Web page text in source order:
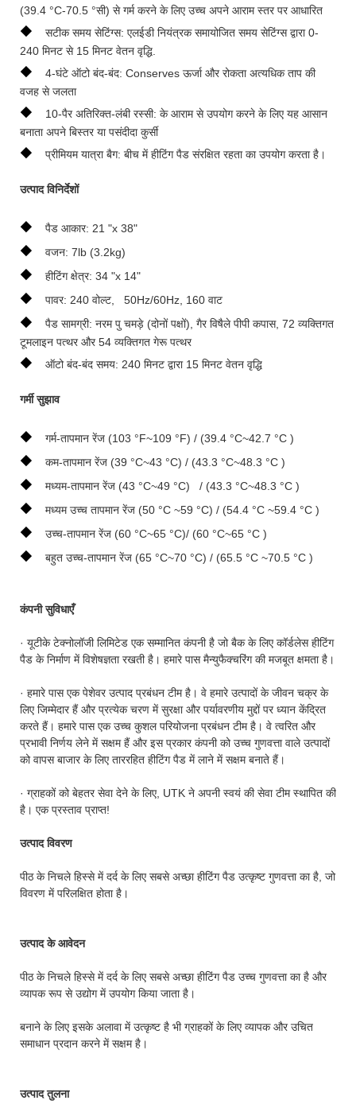
(39.4 °C-70.5 °सी) से गर्म करने के लिए उच्च अपने आराम स्तर पर आधारित
◆
सटीक समय सेटिंग्स: एलईडी नियंत्रक समायोजित समय सेटिंग्स द्वारा 0-
240 मिनट से 15 मिनट वेतन वृद्धि.
◆
4-घंटे ऑटो बंद-बंद: Conserves ऊर्जा और रोकता अत्यधिक ताप की
वजह से जलता
◆
10-पैर अतिरिक्त-लंबी रस्सी: के आराम से उपयोग करने के लिए यह आसान
बनाता अपने बिस्तर या पसंदीदा कुर्सी
◆ प्रीमियम यात्रा बैग: बीच में हीटिंग पैड संरक्षित रहता का उपयोग करता है।
उत्पाद विनिर्देशों
◆ पैड आकार: 21 "x 38"
◆ वजन: 7lb (3.2kg)
◆ हीटिंग क्षेत्र: 34 "x 14"
◆ पावर: 240 वोल्ट, 50Hz/60Hz, 160 वाट
◆
पैड सामग्री: नरम पु चमड़े (दोनों पक्षों), गैर विषैले पीपी कपास, 72 व्यक्तिगत
टूमलाइन पत्थर और 54 व्यक्तिगत गेरू पत्थर
◆ ऑटो बंद-बंद समय: 240 मिनट द्वारा 15 मिनट वेतन वृद्धि
गर्मी सुझाव
◆ गर्म-तापमान रेंज (103 °F~109 °F) / (39.4 °C~42.7 °C )
◆ कम-तापमान रेंज (39 °C~43 °C) / (43.3 °C~48.3 °C )
◆ मध्यम-तापमान रेंज (43 °C~49 °C) / (43.3 °C~48.3 °C )
◆ मध्यम उच्च तापमान रेंज (50 °C ~59 °C) / (54.4 °C ~59.4 °C )
◆ उच्च-तापमान रेंज (60 °C~65 °C)/ (60 °C~65 °C )
◆ बहुत उच्च-तापमान रेंज (65 °C~70 °C) / (65.5 °C ~70.5 °C )
कंपनी सुविधाएँ
· यूटीके टेक्नोलॉजी लिमिटेड एक सम्मानित कंपनी है जो बैक के लिए कॉर्डलेस हीटिंग
पैड के निर्माण में विशेषज्ञता रखती है। हमारे पास मैन्युफैक्चरिंग की मजबूत क्षमता है।
· हमारे पास एक पेशेवर उत्पाद प्रबंधन टीम है। वे हमारे उत्पादों के जीवन चक्र के
लिए जिम्मेदार हैं और प्रत्येक चरण में सुरक्षा और पर्यावरणीय मुद्दों पर ध्यान केंद्रित
करते हैं। हमारे पास एक उच्च कुशल परियोजना प्रबंधन टीम है। वे त्वरित और
प्रभावी निर्णय लेने में सक्षम हैं और इस प्रकार कंपनी को उच्च गुणवत्ता वाले उत्पादों
को वापस बाजार के लिए ताररहित हीटिंग पैड में लाने में सक्षम बनाते हैं।
· ग्राहकों को बेहतर सेवा देने के लिए, UTK ने अपनी स्वयं की सेवा टीम स्थापित की
है। एक प्रस्ताव प्राप्त!
उत्पाद विवरण
पीठ के निचले हिस्से में दर्द के लिए सबसे अच्छा हीटिंग पैड उत्कृष्ट गुणवत्ता का है, जो
विवरण में परिलक्षित होता है।
उत्पाद के आवेदन
पीठ के निचले हिस्से में दर्द के लिए सबसे अच्छा हीटिंग पैड उच्च गुणवत्ता का है और
व्यापक रूप से उद्योग में उपयोग किया जाता है।
बनाने के लिए इसके अलावा में उत्कृष्ट है भी ग्राहकों के लिए व्यापक और उचित
समाधान प्रदान करने में सक्षम है।
उत्पाद तुलना